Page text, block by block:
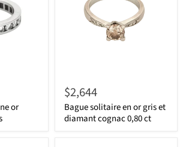
or
$2,644
Bague solitaire en or gris et
diamant cognac 0,80 ct